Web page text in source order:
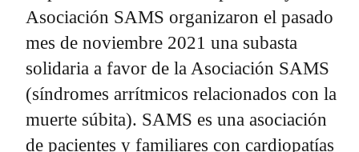
Asociación SAMS organizaron el pasado
mes de noviembre 2021 una subasta
solidaria a favor de la Asociación SAMS
(síndromes arrítmicos relacionados con la
muerte súbita). SAMS es una asociación
de pacientes y familiares con cardiopatías